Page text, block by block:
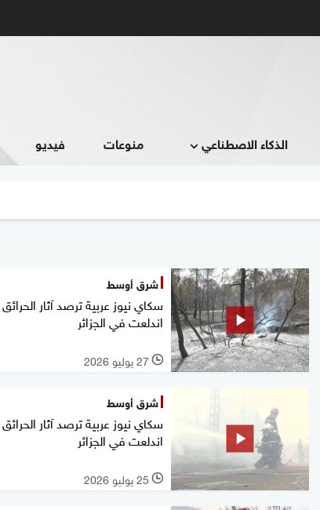
الذكاء الاصطناعي منوعات فيديو
شرق أوسط
سكاي نيوز عربية ترصد آثار
اندلعت في الجزائر
l 27 يوليو 2026
شرق أوسط
سكاي نيوز عربية ترصد آثار
اندلعت في الجزائر
l 25 يوليو 2026